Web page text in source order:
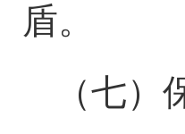
盾。
（七）